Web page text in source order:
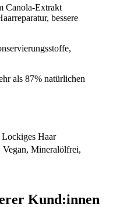
Canola-Extrakt
bessere
als 87% natürlichen
Lockiges Haar
Vegan, Mineralölfrei,
Kund:innen